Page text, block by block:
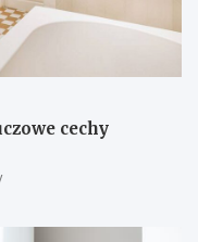
cechy